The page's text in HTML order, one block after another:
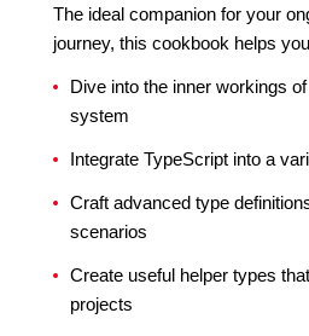
The ideal companion for your
journey, this cookbook helps
Dive into the inner workings
system
Integrate TypeScript into a
Craft advanced type
scenarios
Create useful helper types
projects